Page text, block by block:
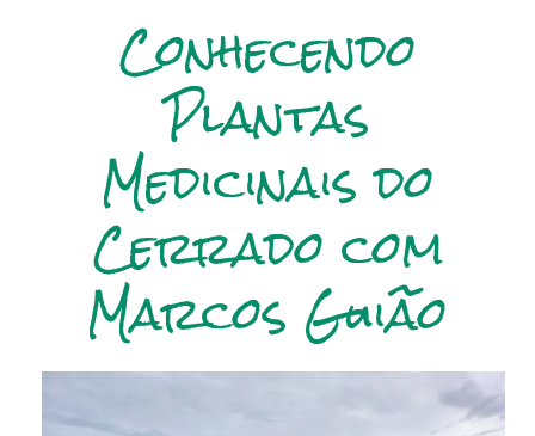
Conhecendo
Plantas
Medicinais do
Cerrado com
Marcos Guião